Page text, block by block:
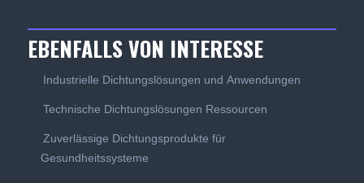
EBENFALLS VON INTERESSE
Industrielle Dichtungslösungen und Anwendungen
Technische Dichtungslösungen Ressourcen
Zuverlässige Dichtungsprodukte für
Gesundheitssysteme